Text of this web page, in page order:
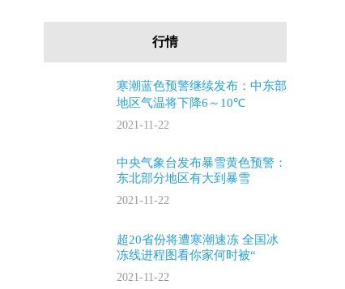
行情
寒潮蓝色预警继续发布：中东部
地区气温将下降6～10℃
2021-11-22
中央气象台发布暴雪黄色预警：
东北部分地区有大到暴雪
2021-11-22
超20省份将遭寒潮速冻 全国冰
冻线进程图看你家何时被“
2021-11-22